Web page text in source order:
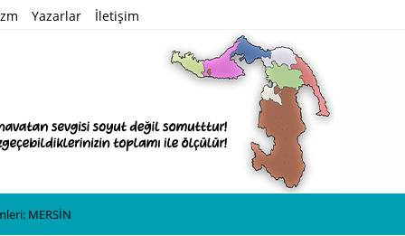
Yazarlar İletişim
MERSİN